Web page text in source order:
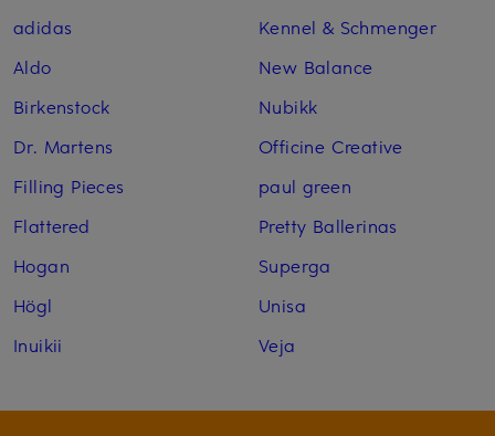
adidas
Aldo
Birkenstock
Dr. Martens
Filling Pieces
Flattered
Hogan
Högl
Inuikii
Kennel & Schmenger
New Balance
Nubikk
Officine Creative
paul green
Pretty Ballerinas
Superga
Unisa
Veja